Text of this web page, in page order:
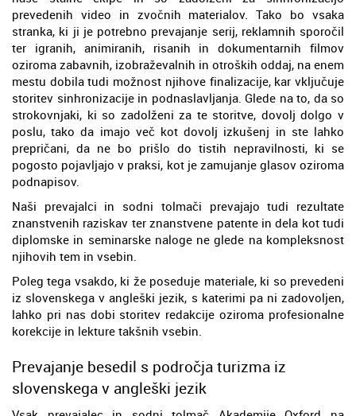
prevedenih video in zvočnih materialov. Tako bo vsaka
stranka, ki ji je potrebno prevajanje serij, reklamnih sporočil
ter igranih, animiranih, risanih in dokumentarnih filmov
oziroma zabavnih, izobraževalnih in otroških oddaj, na enem
mestu dobila tudi možnost njihove finalizacije, kar vključuje
storitev sinhronizacije in podnaslavljanja. Glede na to, da so
strokovnjaki, ki so zadolženi za te storitve, dovolj dolgo v
poslu, tako da imajo več kot dovolj izkušenj in ste lahko
prepričani, da ne bo prišlo do tistih nepravilnosti, ki se
pogosto pojavljajo v praksi, kot je zamujanje glasov oziroma
podnapisov.
Naši prevajalci in sodni tolmači prevajajo tudi rezultate
znanstvenih raziskav ter znanstvene patente in dela kot tudi
diplomske in seminarske naloge ne glede na kompleksnost
njihovih tem in vsebin.
Poleg tega vsakdo, ki že poseduje materiale, ki so prevedeni
iz slovenskega v angleški jezik, s katerimi pa ni zadovoljen,
lahko pri nas dobi storitev redakcije oziroma profesionalne
korekcije in lekture takšnih vsebin.
Prevajanje besedil s področja turizma iz
slovenskega v angleški jezik